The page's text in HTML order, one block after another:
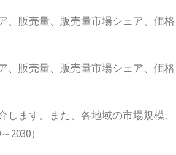
、販売量、販売量市場シェア、価格
、販売量、販売量市場シェア、価格
ます。また、各地域の市場規模、
）